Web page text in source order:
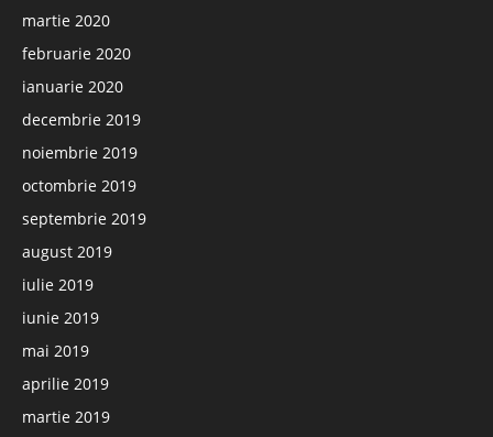
martie 2020
februarie 2020
ianuarie 2020
decembrie 2019
noiembrie 2019
octombrie 2019
septembrie 2019
august 2019
iulie 2019
iunie 2019
mai 2019
aprilie 2019
martie 2019